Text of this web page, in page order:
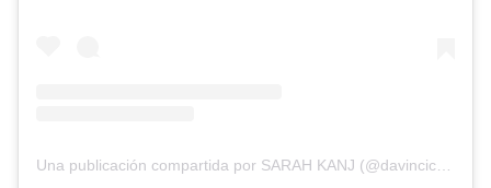
Una publicación compartida por SARAH KANJ (@davincicode7)